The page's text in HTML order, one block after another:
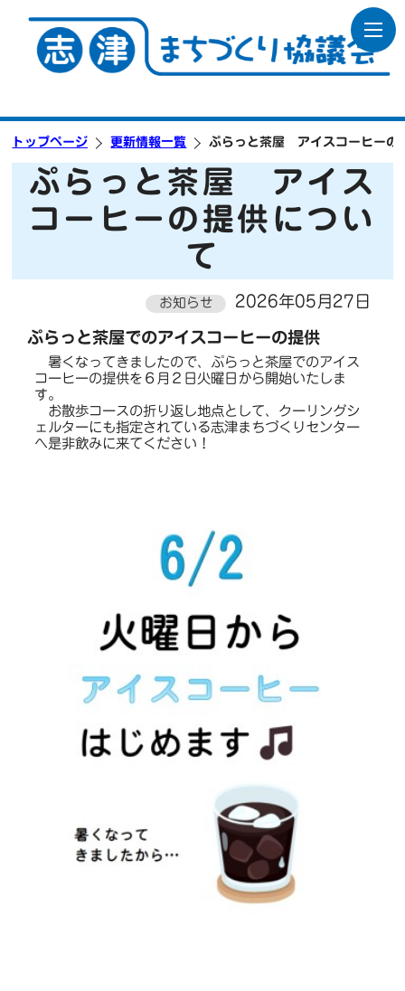
トップページ 更新情報一覧 ぷらっと茶屋 アイスコーヒーの
ぷらっと茶屋 アイス
コーヒーの提供につい
て
お知らせ 2026年05月27日
ぷらっと茶屋でのアイスコーヒーの提供
暑くなってきましたので、ぷらっと茶屋でのアイス
コーヒーの提供を６月２日火曜日から開始いたしま
す。
お散歩コースの折り返し地点として、クーリングシ
ェルターにも指定されている志津まちづくりセンター
へ是非飲みに来てください！